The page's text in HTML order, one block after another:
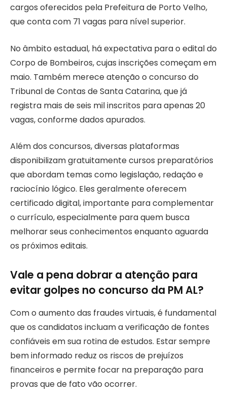
cargos oferecidos pela Prefeitura de Porto Velho,
que conta com 71 vagas para nível superior.
No âmbito estadual, há expectativa para o edital do
Corpo de Bombeiros, cujas inscrições começam em
maio. Também merece atenção o concurso do
Tribunal de Contas de Santa Catarina, que já
registra mais de seis mil inscritos para apenas 20
vagas, conforme dados apurados.
Além dos concursos, diversas plataformas
disponibilizam gratuitamente cursos preparatórios
que abordam temas como legislação, redação e
raciocínio lógico. Eles geralmente oferecem
certificado digital, importante para complementar
o currículo, especialmente para quem busca
melhorar seus conhecimentos enquanto aguarda
os próximos editais.
Vale a pena dobrar a atenção para
evitar golpes no concurso da PM AL?
Com o aumento das fraudes virtuais, é fundamental
que os candidatos incluam a verificação de fontes
confiáveis em sua rotina de estudos. Estar sempre
bem informado reduz os riscos de prejuízos
financeiros e permite focar na preparação para
provas que de fato vão ocorrer.